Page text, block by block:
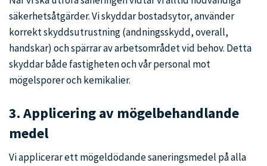
säkerhetsåtgärder. Vi skyddar bostadsytor, använder
korrekt skyddsutrustning (andningsskydd, overall,
handskar) och spärrar av arbetsområdet vid behov. Detta
skyddar både fastigheten och vår personal mot
mögelsporer och kemikalier.
3.Applicering av mögelbehandlande
medel
Vi applicerar ett mögeldödande saneringsmedel på alla